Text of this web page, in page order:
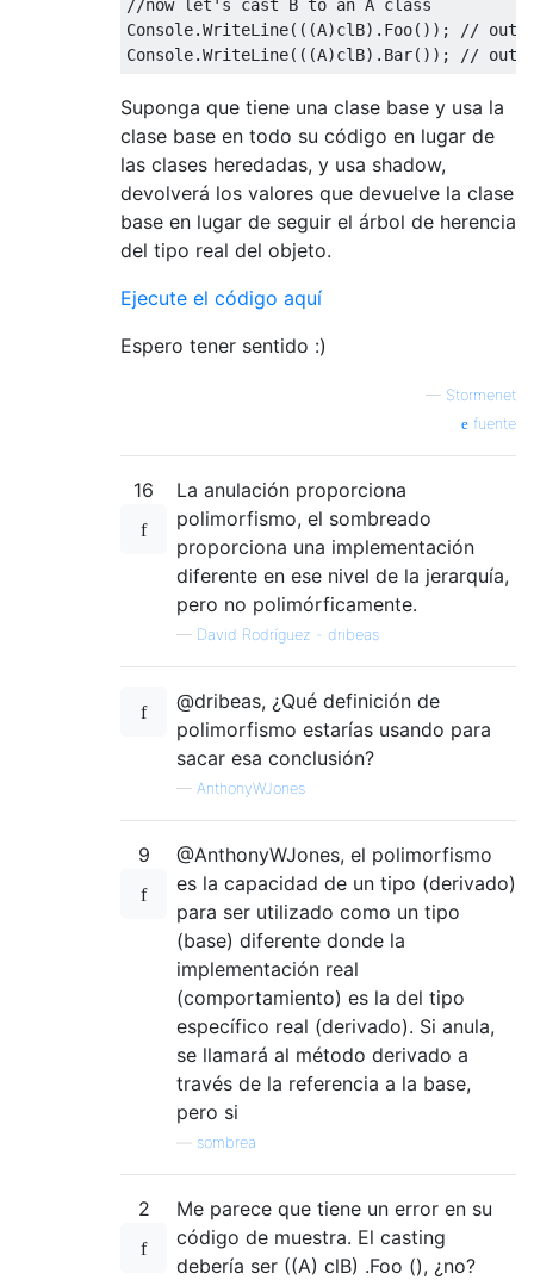
//now let's cast B to an A class
Console.WriteLine(((A)clB). Foo());
//
Console.WriteLine(((A)clB). Bar()); //
Suponga que tiene una clase base y usa la
clase base en todo su código en lugar de
las clases heredadas, y usa shadow,
devolverá los valores que devuelve la clase
base en lugar de seguir el árbol de herencia
del tipo real del objeto.
Ejecute el código aquí
Espero tener sentido :)
— Stormenet
fuente
16
La anulación proporciona
polimorfismo, el sombreado
proporciona una implementación
diferente en ese nivel de la jerarquía,
pero no polimórficamente.
— David Rodríguez - dribeas
@dribeas, ¿Qué definición de
polimorfismo estarías usando para
sacar esa conclusión?
— AnthonyWJones
9
@AnthonyWJones, el polimorfismo
es la capacidad de un tipo (derivado)
para ser utilizado como un tipo
(base) diferente donde la
implementación real
(comportamiento) es la del tipo
específico real (derivado). Si anula,
se llamará al método derivado a
través de la referencia a la base,
pero si
sombrea
2
Me parece que tiene un error en su
código de muestra. El casting
debería ser ((A) clB) .Foo (), ¿no?